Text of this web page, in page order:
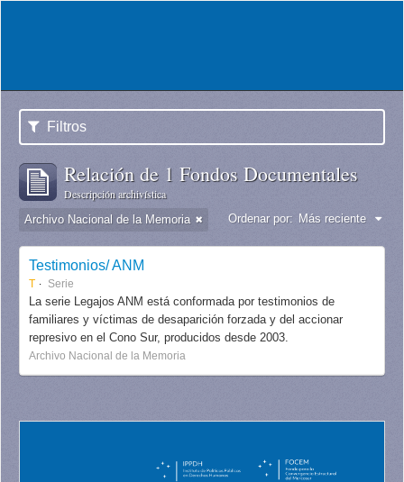
Filtros
Relación de 1 Fondos Documentales
Descripción archivística
Archivo Nacional de la Memoria Ordenar por: Más reciente
Testimonios/ ANM
T Serie
La serie Legajos ANM está conformada por testimonios de
familiares y víctimas de desaparición forzada y del accionar
represivo en el Cono Sur, producidos desde 2003.
Archivo Nacional de la Memoria